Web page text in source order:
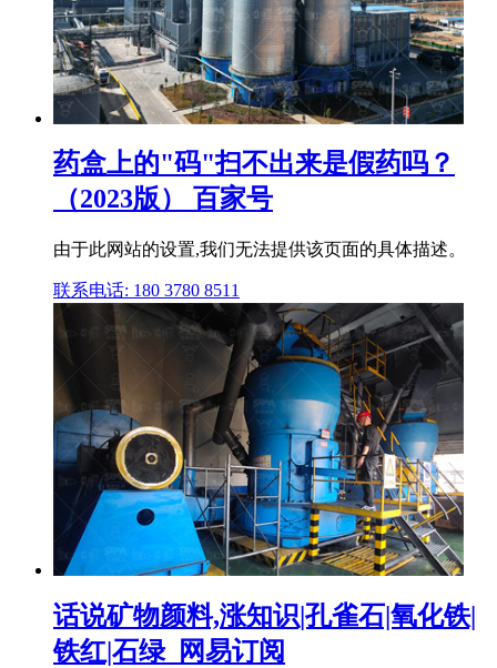
药盒上的"码"扫不出来是假药吗？
（2023版） 百家号
由于此网站的设置,我们无法提供该页面的具体描述。
联系电话: 180 3780 8511
话说矿物颜料,涨知识|孔雀石|氧化铁|
铁红|石绿_网易订阅